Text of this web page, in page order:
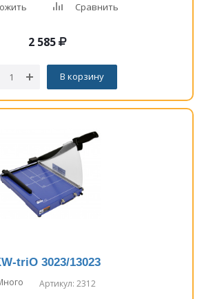
Сравнить
2 585
В корзину
triO 3023/13023
Артикул: 2312